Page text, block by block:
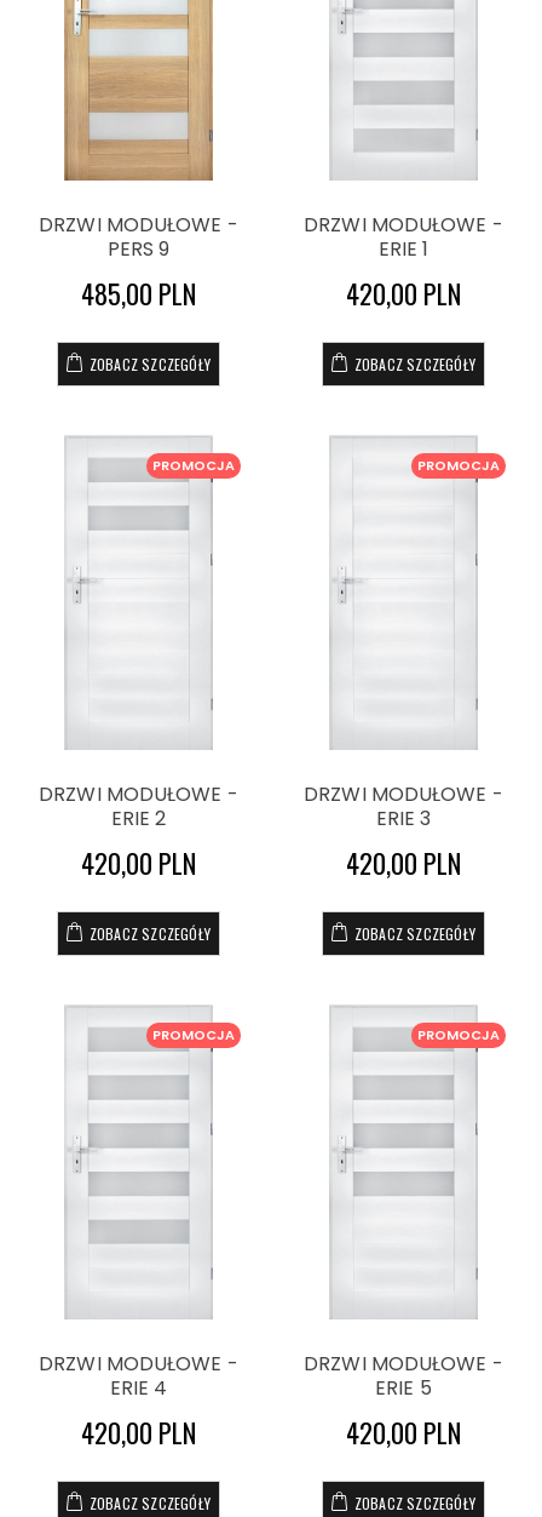
DRZWI MODUŁOWE -
PERS 9
485,00 PLN
ZOBACZ SZCZEGÓŁY
DRZWI MODUŁOWE -
ERIE 1
420,00 PLN
ZOBACZ SZCZEGÓŁY
PROMOCJA
DRZWI MODUŁOWE -
ERIE 2
420,00 PLN
ZOBACZ SZCZEGÓŁY
PROMOCJA
DRZWI MODUŁOWE -
ERIE 3
420,00 PLN
ZOBACZ SZCZEGÓŁY
PROMOCJA
DRZWI MODUŁOWE -
ERIE 4
420,00 PLN
ZOBACZ SZCZEGÓŁY
PROMOCJA
DRZWI MODUŁOWE -
ERIE 5
420,00 PLN
ZOBACZ SZCZEGÓŁY